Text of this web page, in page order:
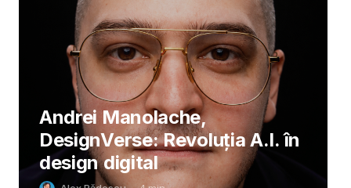
Andrei Manolache,
DesignVerse: Revoluția A.I. în
design digital